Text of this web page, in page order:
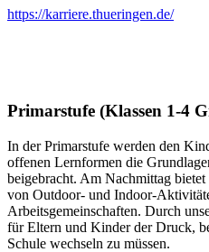
https://karriere.thueringen.de/
Primarstufe (Klassen 1-4
In der Primarstufe werden den
offenen Lernformen die
beigebracht. Am Nachmittag
von Outdoor- und Indoor-
Arbeitsgemeinschaften. Durch
für Eltern und Kinder der Druck,
Schule wechseln zu müssen.